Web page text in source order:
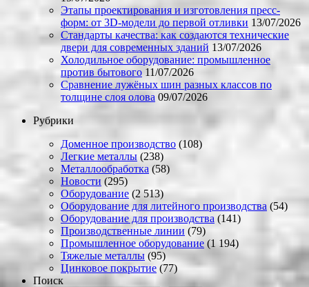
Этапы проектирования и изготовления пресс-
форм: от 3D-модели до первой отливки 13/07/2026
Стандарты качества: как создаются технические
двери для современных зданий 13/07/2026
Холодильное оборудование: промышленное
против бытового 11/07/2026
Сравнение лужёных шин разных классов по
толщине слоя олова 09/07/2026
Рубрики
Доменное производство (108)
Легкие металлы (238)
Металлообработка (58)
Новости (295)
Оборудование (2 513)
Оборудование для литейного производства (54)
Оборудование для производства (141)
Производственные линии (79)
Промышленное оборудование (1 194)
Тяжелые металлы (95)
Цинковое покрытие (77)
Поиск